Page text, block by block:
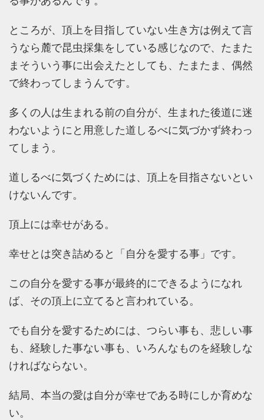
ところが、頂上を目指していない生き方は例えて言
うなら麓で昆虫採集をしている感じなので、たまた
まそういう事に出会えたとしても、たまたま、偶然
で終わってしまうんです。
多くの人は生まれる前の自分が、生まれた後道に迷
わないようにと用意した道しるべに気づかず終わっ
てしまう。
道しるべに気づくためには、頂上を目指さないとい
けないんです。
頂上には幸せがある。
幸せとは突き詰めると「自分を愛する事」です。
この自分を愛する事が最終的にできるようになれ
ば、その頂上に立てると言われている。
でも自分を愛するためには、つらい事も、悲しい事
も、経験した事ない事も、いろんなものを経験しな
ければならない。
結局、本当の愛は自分が幸せである時にしか育めな
い。